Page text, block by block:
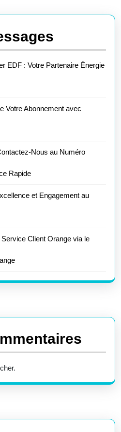
EDF : Votre Partenaire Énergie
Votre Abonnement avec
Nous au Numéro
Rapide
et Engagement au
Client Orange via le